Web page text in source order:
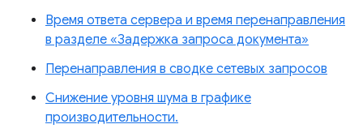
Время ответа сервера и время перенаправления
в разделе «Задержка запроса документа»
Перенаправления в сводке сетевых запросов
Снижение уровня шума в графике
производительности.